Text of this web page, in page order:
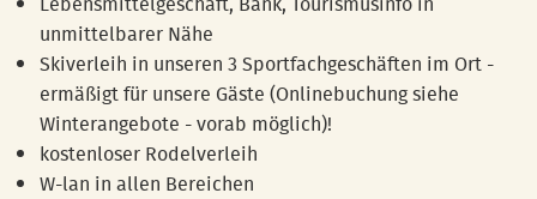
unmittelbarer Nähe
Skiverleih in unseren 3 Sportfachgeschäften im Ort -
ermäßigt für unsere Gäste (Onlinebuchung siehe
Winterangebote - vorab möglich)!
kostenloser Rodelverleih
W-lan in allen Bereichen